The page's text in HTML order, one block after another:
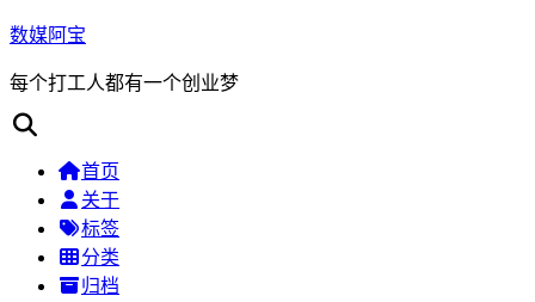
数媒阿宝
每个打工人都有一个创业梦
首页
关于
标签
分类
归档